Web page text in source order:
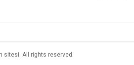
sitesi. All rights reserved.